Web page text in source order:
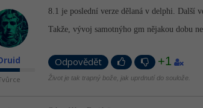
8.1 je poslední verze dělaná v delphi. Další
Takže, vývoj samotnýho gm nějakou dobu
Odpovědět +1
Život je tak trapný bože, jak uprdnutí do soulože.